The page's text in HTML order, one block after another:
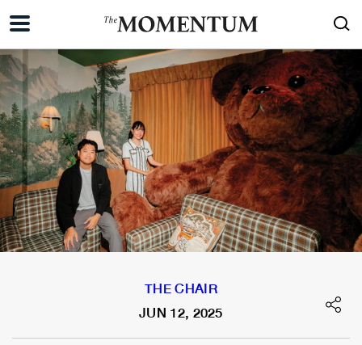
THE CHAIR
JUN 12, 2025